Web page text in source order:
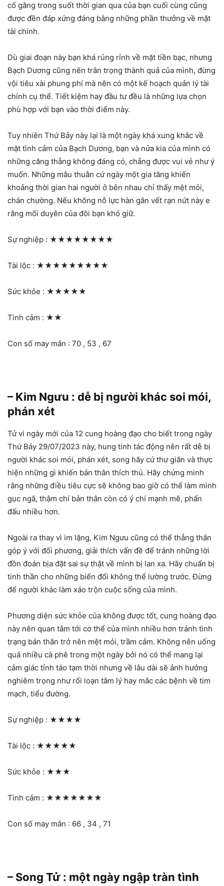
cố gắng trong suốt thời gian qua của bạn cuối cùng cũng
được đền đáp xứng đáng bằng những phần thưởng về mặt
tài chính.
Dù giai đoạn này bạn khá rủng rỉnh về mặt tiền bạc, nhưng
Bạch Dương cũng nên trân trọng thành quả của mình, đừng
vội tiêu xài phung phí mà nên có một kế hoạch quản lý tài
chính cụ thể. Tiết kiệm hay đầu tư đều là những lựa chọn
phù hợp với bạn vào thời điểm này.
Tuy nhiên Thứ Bảy này lại là một ngày khá xung khắc về
mặt tình cảm của Bạch Dương, bạn và nửa kia của mình có
những căng thẳng không đáng có, chẳng được vui vẻ như ý
muốn. Những mâu thuẫn cứ ngày một gia tăng khiến
khoảng thời gian hai người ở bên nhau chỉ thấy mệt mỏi,
chán chường. Nếu không nỗ lực hàn gắn vết rạn nứt này e
rằng mối duyên của đôi bạn khó giữ.
Sự nghiệp : ★★★★★★★★
Tài lộc : ★★★★★★★★★
Sức khỏe : ★★★★★
Tình cảm : ★★
Con số may mắn : 70 , 53 , 67
– Kim Ngưu : dễ bị người khác soi mói,
phán xét
Tử vi ngày mới của 12 cung hoàng đạo cho biết trong ngày
Thứ Bảy 29/07/2023 này, hung tinh tác động nên rất dễ bị
người khác soi mói, phán xét, song hãy cứ thư giãn và thực
hiện những gì khiến bản thân thích thú. Hãy chứng minh
rằng những điều tiêu cực sẽ không bao giờ có thể làm mình
gục ngã, thậm chí bản thân còn có ý chí mạnh mẽ, phấn
đấu nhiều hơn.
Ngoài ra thay vì im lặng, Kim Ngưu cũng có thể thẳng thắn
góp ý với đối phương, giải thích vấn đề để tránh những lời
đồn đoán bịa đặt sai sự thật về mình bị lan xa. Hãy chuẩn bị
tinh thần cho những biến đổi không thể lường trước. Đừng
để người khác làm xáo trộn cuộc sống của mình.
Phương diện sức khỏe của không được tốt, cung hoàng đạo
này nên quan tâm tới cơ thể của mình nhiều hơn tránh tình
trạng bản thân trở nên mệt mỏi, trầm cảm. Không nên uống
quá nhiều cà phê trong một ngày bởi nó có thể mang lại
cảm giác tỉnh táo tạm thời nhưng về lâu dài sẽ ảnh hưởng
nghiêm trọng như rối loạn tâm lý hay mắc các bệnh về tim
mạch, tiểu đường.
Sự nghiệp : ★★★★
Tài lộc : ★★★★★
Sức khỏe : ★★★
Tình cảm : ★★★★★★★
Con số may mắn : 66 , 34 , 71
– Song Tử : một ngày ngập tràn tình